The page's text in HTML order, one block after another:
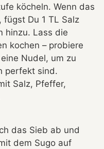
köcheln. Wenn das
fügst Du 1 TL Salz
hinzu. Lass die
kochen – probiere
Nudel, um zu
perfekt sind.
Salz, Pfeffer,
das Sieb ab und
dem Sugo auf